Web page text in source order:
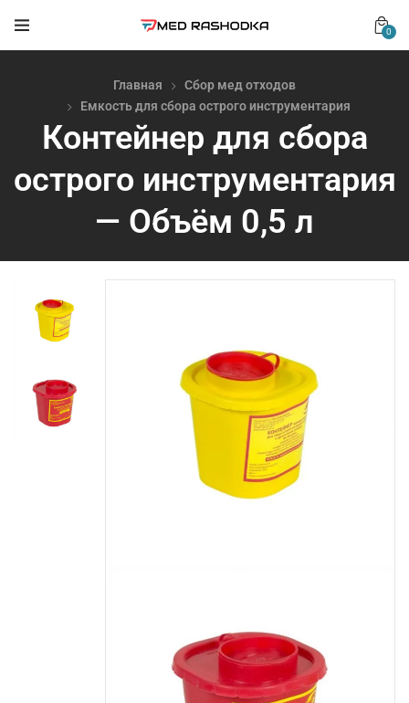
0
Главная
Сбор мед отходов
Емкость для сбора острого инструментария
Контейнер для сбора
острого инструментария
— Объём 0,5 л